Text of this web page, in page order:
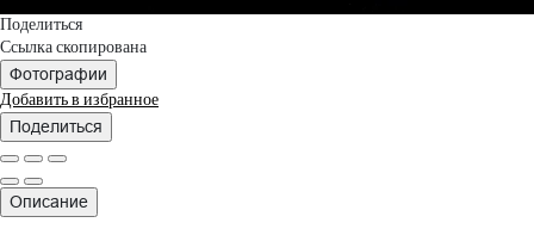
Поделиться
Ссылка скопирована
Фотографии
Добавить в избранное
Поделиться
Описание